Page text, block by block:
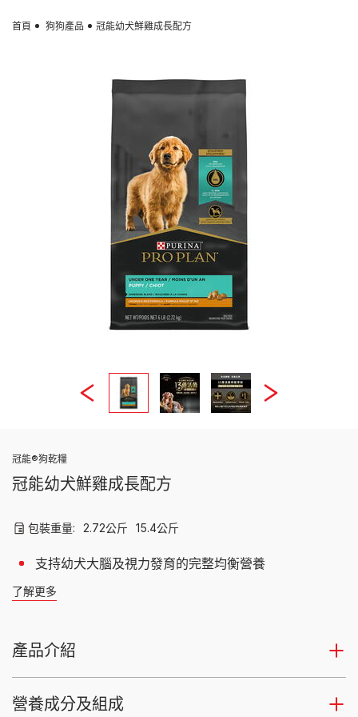
首頁 狗狗產品 冠能幼犬鮮雞成長配方
冠能®狗乾糧
冠能幼犬鮮雞成長配方
包裝重量: 2.72公斤 15.4公斤
支持幼犬大腦及視力發育的完整均衡營養
了解更多
產品介紹
營養成分及組成